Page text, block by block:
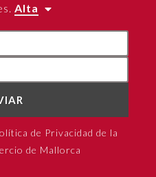
Alta
de Privacidad de la
de Mallorca